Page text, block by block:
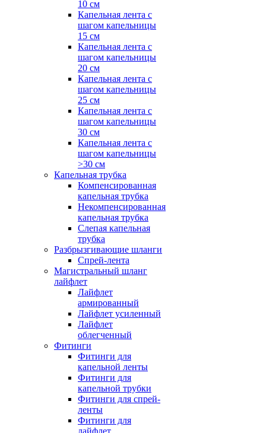
10 см
Капельная лента с
шагом капельницы
15 см
Капельная лента с
шагом капельницы
20 см
Капельная лента с
шагом капельницы
25 см
Капельная лента с
шагом капельницы
30 см
Капельная лента с
шагом капельницы
>30 см
Капельная трубка
Компенсированная
капельная трубка
Некомпенсированная
капельная трубка
Слепая капельная
трубка
Разбрызгивающие шланги
Спрей-лента
Магистральный шланг
лайфлет
Лайфлет
армированный
Лайфлет усиленный
Лайфлет
облегченный
Фитинги
Фитинги для
капельной ленты
Фитинги для
капельной трубки
Фитинги для спрей-
ленты
Фитинги для
лайфлет